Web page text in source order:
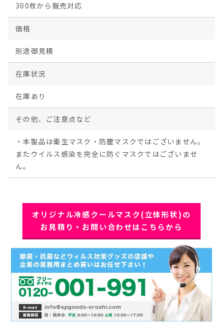
300枚から販売対応
価格
別途御見積
在庫状況
在庫あり
その他、ご注意点など
・本製品は衛生マスク・防塵マスクではございません。
またウイルス感染を完全に防ぐマスクではございませ
ん。
オリジナル冷感クールマスク(立体形状)の
お見積り・お問い合わせはこちらから